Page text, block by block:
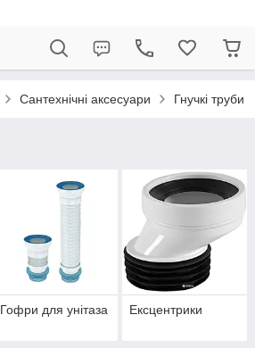
Сантехнічні аксесуари Гнучкі труби
Гофри для унітаза Ексцентрики